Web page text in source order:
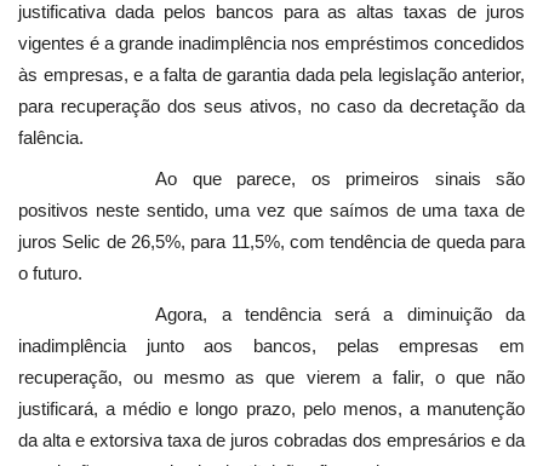
justificativa dada pelos bancos para as altas taxas de juros
vigentes é a grande inadimplência nos empréstimos concedidos
às empresas, e a falta de garantia dada pela legislação anterior,
para recuperação dos seus ativos, no caso da decretação da
falência.
Ao que parece, os primeiros sinais são
positivos neste sentido, uma vez que saímos de uma taxa de
juros Selic de 26,5%, para 11,5%, com tendência de queda para
o futuro.
Agora, a tendência será a diminuição da
inadimplência junto aos bancos, pelas empresas em
recuperação, ou mesmo as que vierem a falir, o que não
justificará, a médio e longo prazo, pelo menos, a manutenção
da alta e extorsiva taxa de juros cobradas dos empresários e da